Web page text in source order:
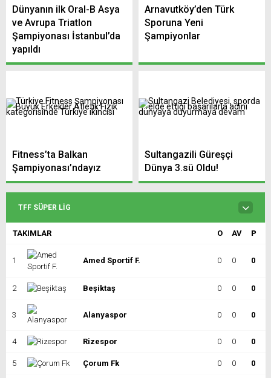
Dünyanın ilk Oral-B Asya
ve Avrupa Triatlon
Şampiyonası İstanbul’da
yapıldı
Arnavutköy’den Türk
Sporuna Yeni
Şampiyonlar
Fitness’ta Balkan
Şampiyonası’ndayız
Sultangazili Güreşçi
Dünya 3.sü Oldu!
TFF SÜPER LIG
TAKIMLAR O AV P
1 Amed Sportif F. 0 0 0
2 Beşiktaş 0 0 0
3 Alanyaspor 0 0 0
4 Rizespor 0 0 0
5 Çorum Fk 0 0 0